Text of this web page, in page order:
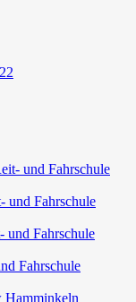
und Fahrschule
Fahrschule